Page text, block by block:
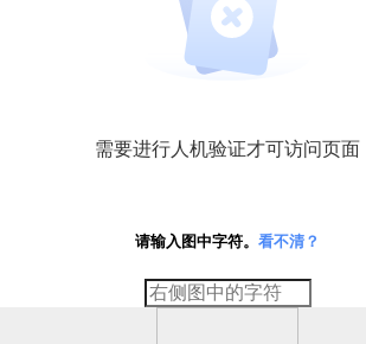
需要进行人机验证才可访问页面
请输入图中字符。 看不清？